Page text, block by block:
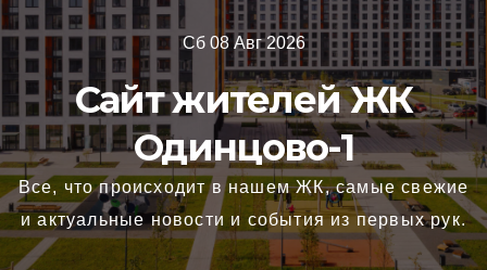
Перейти
содержимому
Сб 08 Авг 2026
Сайт жителей ЖК
Одинцово-1
Все, что происходит в нашем ЖК, самые свежие
и актуальные новости и события из первых рук.